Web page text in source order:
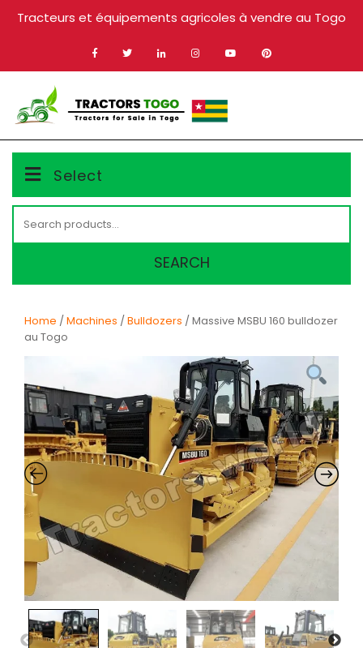
Tracteurs et équipements agricoles à vendre au Togo
Select
for:
SEARCH
Home / Machines / Bulldozers / Massive MSBU 160 bulldozer
au Togo